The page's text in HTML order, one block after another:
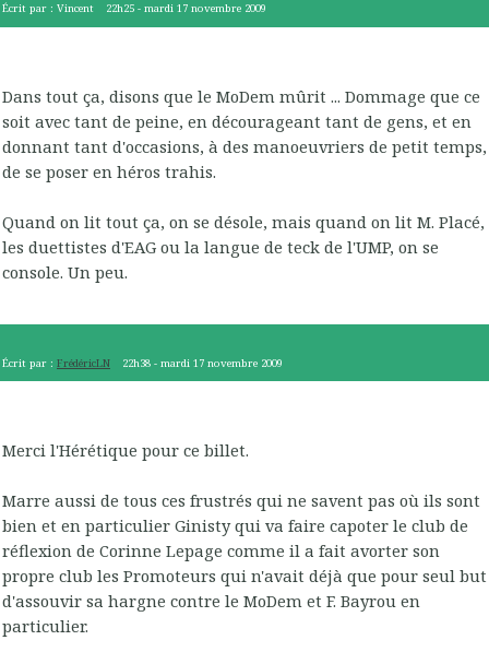
Écrit par : Vincent 22h25 -mardi 17 novembre 2009
Dans tout ça, disons que le MoDem mûrit ... Dommage que ce
soit avec tant de peine, en décourageant tant de gens, et en
donnant tant d'occasions, à des manoeuvriers de petit temps,
de se poser en héros trahis.
Quand on lit tout ça, on se désole, mais quand on lit M. Placé,
les duettistes d'EAG ou la langue de teck de l'UMP, on se
console. Un peu.
Écrit par : FrédéricLN 22h38 -mardi 17 novembre 2009
Merci l'Hérétique pour ce billet.
Marre aussi de tous ces frustrés qui ne savent pas où ils sont
bien et en particulier Ginisty qui va faire capoter le club de
réflexion de Corinne Lepage comme il a fait avorter son
propre club les Promoteurs qui n'avait déjà que pour seul but
d'assouvir sa hargne contre le MoDem et F. Bayrou en
particulier.